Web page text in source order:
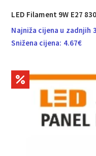
LED Filament 9W E27
Najniža cijena u zadnjih
Snižena cijena: 4.67€